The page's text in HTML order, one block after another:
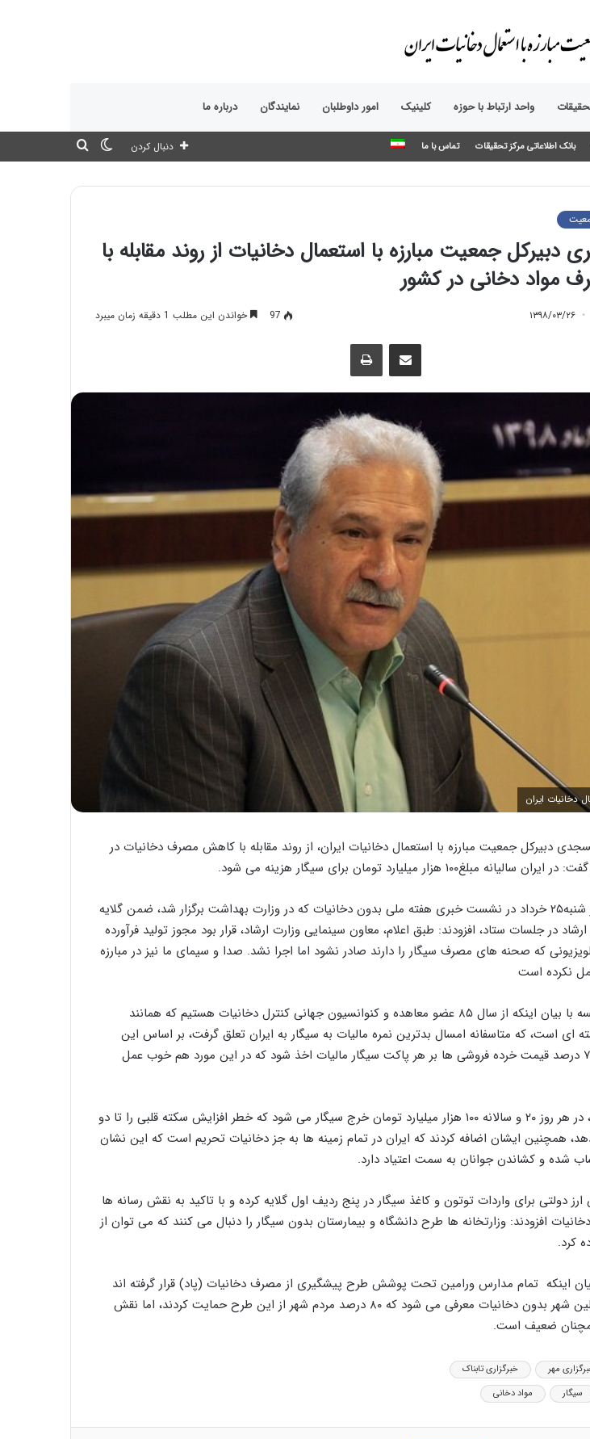
واحد ارتباط با حوزه‌ کلینیک امور داوطلبان نمایندگان درباره ما
بانک اطلاعاتی مرکز تحقیقات تماس با ما
تغییر
دنبال کردن
جمعیت مبارزه با استعمال دخانیات از روند مقابله با
مواد دخانی در کشور
۱۳۹۸/۰۳/۲۶ 97 خواندن این مطلب 1 دقیقه زمان میبرد
اشتراک گذاری از طریق ایمیل
دخانیات ایران
دبیرکل جمعیت مبارزه با استعمال دخانیات ایران، از روند مقابله با کاهش مصرف دخانیات در
مبلغ١٠٠ هزار میلیارد تومان برای سیگار هزینه می شود.
دکتر مسجدی، روز شنبه۲۵ خرداد در نشست خبری هفته ملی بدون دخانیات که در وزارت بهداشت برگزار شد، ضمن گلایه
در جلسات ستاد، افزودند: طبق اعلام، معاون سینمایی وزارت ارشاد، قرار بود مجوز تولید فرآورده
که صحنه های مصرف سیگار را دارند صادر نشود اما اجرا نشد. صدا و سیمای ما نیز در مبارزه
نکرده است
دبیر کل این موسسه با بیان اینکه از سال ٨۵ عضو معاهده و کنوانسیون جهانی کنترل دخانیات هستیم که همانند
ای است، که متاسفانه امسال بدترین نمره مالیات به سیگار به ایران تعلق گرفت، بر اساس این
کنوانسیون، باید ۷۰ درصد قیمت خرده فروشی ها بر هر پاکت سیگار مالیات اخذ شود که در این مورد هم خوب عمل
طبق اعلام ایشان ، در هر روز ٢٠ و سالانه ١٠٠ هزار میلیارد تومان خرج سیگار می شود که خطر افزایش سکته قلبی را تا دو
همچنین ایشان اضافه کردند که ایران در تمام زمینه ها به جز دخانیات تحریم است که این نشان
شده و کشاندن جوانان به سمت اعتیاد دارد.
دولتی برای واردات توتون و کاغذ سیگار در پنج ردیف اول گلایه کرده و با تاکید به نقش رسانه ها
افزودند: وزارتخانه ها طرح دانشگاه و بیمارستان بدون سیگار را دنبال می کنند که می توان از
کرد.
اینکه تمام مدارس ورامین تحت پوشش طرح پیشگیری از مصرف دخانیات (پاد) قرار گرفته اند
افزودند ورامین اولین شهر بدون دخانیات معرفی می شود که ٨٠ درصد مردم شهر از این طرح حمایت کردند، اما نقش
ضعیف است.
مهر
خبرگزاری تابناک
سیگار مواد دخانی